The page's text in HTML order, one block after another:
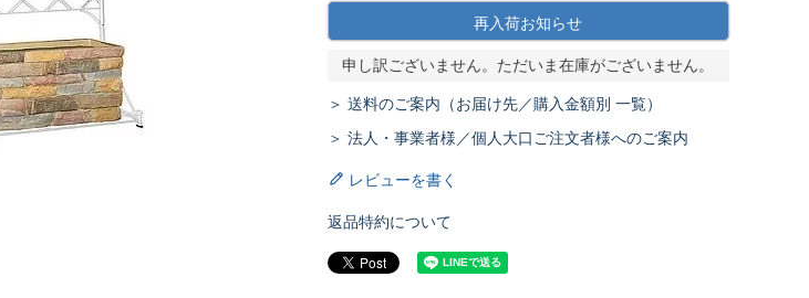
再入荷お知らせ
申し訳ございません。ただいま在庫がございません。
＞ 送料のご案内（お届け先／購入金額別 一覧）
＞ 法人・事業者様／個人大口ご注文者様へのご案内
レビューを書く
返品特約について